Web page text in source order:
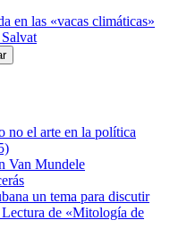
en las «vacas climáticas»
no el arte en la política
Van Mundele
un tema para discutir
de «Mitología de